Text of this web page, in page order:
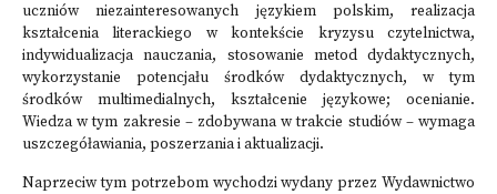
uczniów niezainteresowanych językiem polskim, realizacja
kształcenia literackiego w kontekście kryzysu czytelnictwa,
indywidualizacja nauczania, stosowanie metod dydaktycznych,
wykorzystanie potencjału środków dydaktycznych, w tym
środków multimedialnych, kształcenie językowe; ocenianie.
Wiedza w tym zakresie – zdobywana w trakcie studiów – wymaga
uszczegóławiania, poszerzania i aktualizacji.
Naprzeciw tym potrzebom wychodzi wydany przez Wydawnictwo